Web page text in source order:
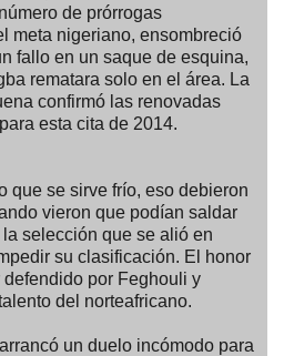
de prórrogas
meta nigeriano, ensombreció
fallo en un saque de esquina,
rematara solo en el área. La
confirmó las renovadas
esta cita de 2014.
que se sirve frío, eso debieron
vieron que podían saldar
selección que se alió en
su clasificación. El honor
por Feghouli y
del norteafricano.
un duelo incómodo para